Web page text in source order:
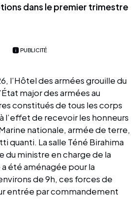
dans le premier trimestre
PUBLICITÉ
l’Hôtel des armées grouille du
major des armées au
constitués de tous les corps
l’effet de recevoir les honneurs
nationale, armée de terre,
quanti. La salle Téné Birahima
du ministre en charge de la
été aménagée pour la
de 9h, ces forces de
entrée par commandement